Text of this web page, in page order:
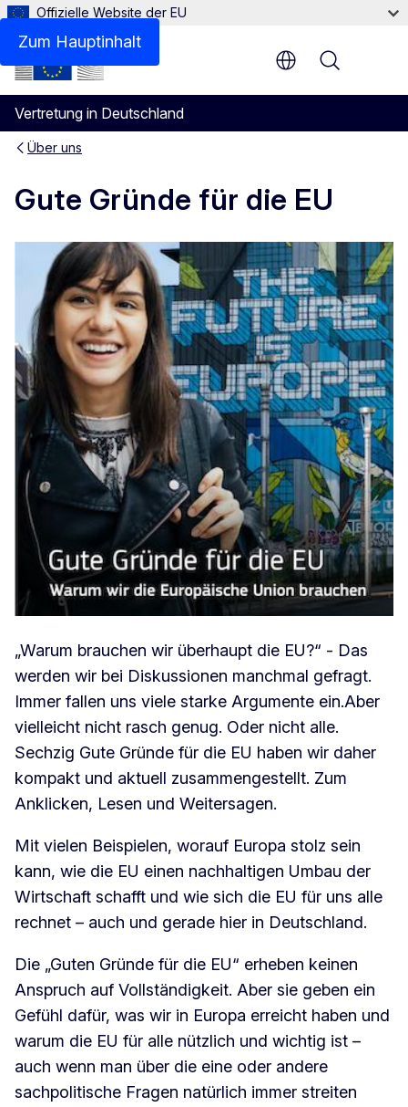
Zum Hauptinhalt
Offizielle Website der EU
Vertretung in Deutschland
Menu
Über uns
Gute Gründe für die EU
„Warum brauchen wir überhaupt die EU?“ - Das
werden wir bei Diskussionen manchmal gefragt.
Immer fallen uns viele starke Argumente ein.Aber
vielleicht nicht rasch genug. Oder nicht alle.
Sechzig Gute Gründe für die EU haben wir daher
kompakt und aktuell zusammengestellt. Zum
Anklicken, Lesen und Weitersagen.
Mit vielen Beispielen, worauf Europa stolz sein
kann, wie die EU einen nachhaltigen Umbau der
Wirtschaft schafft und wie sich die EU für uns alle
rechnet – auch und gerade hier in Deutschland.
Die „Guten Gründe für die EU“ erheben keinen
Anspruch auf Vollständigkeit. Aber sie geben ein
Gefühl dafür, was wir in Europa erreicht haben und
warum die EU für alle nützlich und wichtig ist –
auch wenn man über die eine oder andere
sachpolitische Fragen natürlich immer streiten